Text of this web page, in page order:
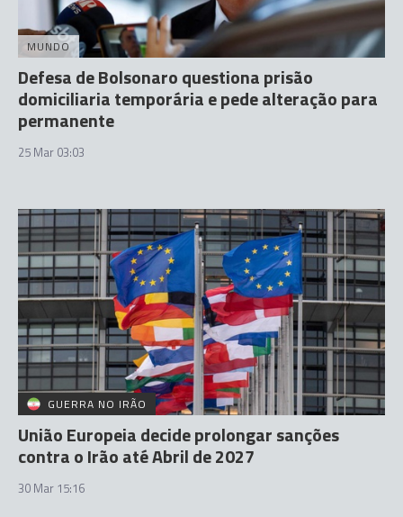
MUNDO
Defesa de Bolsonaro questiona prisão
domiciliaria temporária e pede alteração para
permanente
25 Mar 03:03
GUERRA NO IRÃO
União Europeia decide prolongar sanções
contra o Irão até Abril de 2027
30 Mar 15:16